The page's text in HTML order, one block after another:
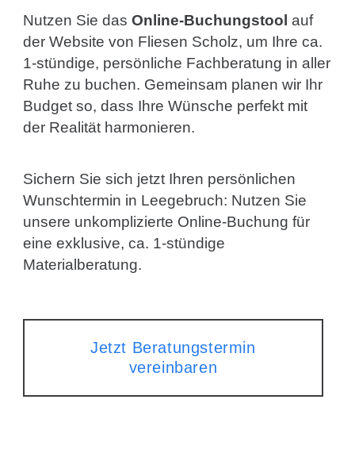
Nutzen Sie das Online-Buchungstool auf
der Website von Fliesen Scholz, um Ihre ca.
1-stündige, persönliche Fachberatung in aller
Ruhe zu buchen. Gemeinsam planen wir Ihr
Budget so, dass Ihre Wünsche perfekt mit
der Realität harmonieren.
Sichern Sie sich jetzt Ihren persönlichen
Wunschtermin in Leegebruch: Nutzen Sie
unsere unkomplizierte Online-Buchung für
eine exklusive, ca. 1-stündige
Materialberatung.
Jetzt Beratungstermin
vereinbaren